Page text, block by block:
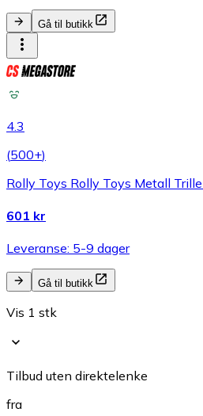
Gå til butikk
4.3
(500+)
Rolly Toys Rolly Toys Metall
601 kr
Leveranse: 5-9 dager
Gå til butikk
Vis 1 stk
Tilbud uten direktelenke
fra